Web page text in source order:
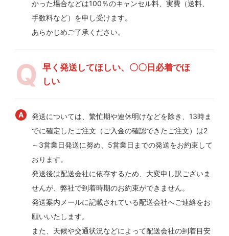
かった場合などは100％のキャンセル料、実費（送料、
手数料など）を申し受けます。
あらかじめご了承ください。
早く発送してほしい、〇〇日必着でほ
しい
発送については、繁忙期や連休明けなどを除き、13時ま
でに確定したご注文（ご入金の確認できたご注文）は2
～3営業日発送に努め、5営業日までの発送をお約束して
おります。
発送後は配送会社に依存するため、大変申し訳ございま
せんが、弊社で到着時期のお約束ができません。
発送案内メールに記載されている配送会社へご連絡をお
願いいたします。
また、天候や交通状況などによって配送会社の到着目安